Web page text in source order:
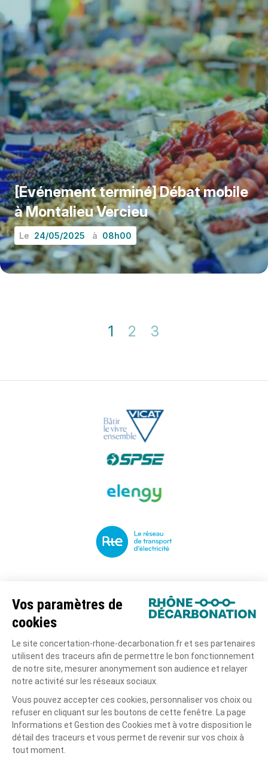
[Evénement terminé] Débat mobile
à Montalieu Vercieu
Le 24/05/2025 à 08h00
EN SAVOIR PLUS
1 2 3
Le projet
Actualités
La documentation
Copyright tous droits réservés